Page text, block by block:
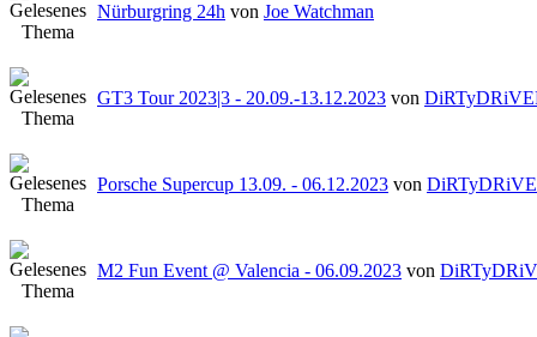
Nürburgring 24h von Joe Watchman
GT3 Tour 2023|3 - 20.09.-13.12.2023 von
Porsche Supercup 13.09. - 06.12.2023 von
M2 Fun Event @ Valencia - 06.09.2023 von